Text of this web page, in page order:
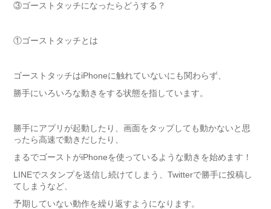
③ゴーストタッチになったらどうする？
①ゴーストタッチとは
ゴーストタッチはiPhoneに触れていないにも関わらず、
勝手にいろいろな動きをする状態を指しています。
勝手にアプリが起動したり、画面をタップしても動かないと思
ったら高速で動きだしたり、
まるでゴーストがiPhoneを使っているような動きを始めます！
LINEでスタンプを送信し続けてしまう、Twitterで勝手に投稿し
てしまうなど、
予期していない動作を繰り返すようになります。